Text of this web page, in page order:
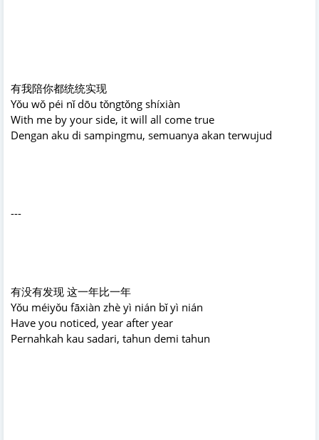
有我陪你都统统实现
Yǒu wǒ péi nǐ dōu tǒngtǒng shíxiàn
With me by your side, it will all come true
Dengan aku di sampingmu, semuanya akan terwujud
---
有没有发现 这一年比一年
Yǒu méiyǒu fāxiàn zhè yì nián bǐ yì nián
Have you noticed, year after year
Pernahkah kau sadari, tahun demi tahun